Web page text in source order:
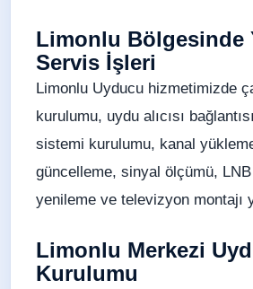
Limonlu Bölgesinde
Servis İşleri
Limonlu Uyducu hizmetimizde
kurulumu, uydu alıcısı
sistemi kurulumu, kanal
güncelleme, sinyal ölçümü,
yenileme ve televizyon montajı
Limonlu Merkezi
Kurulumu